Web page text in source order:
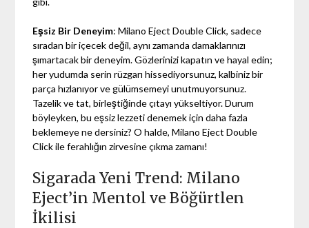
Eşsiz Bir Deneyim: Milano Eject Double Click, sadece
sıradan bir içecek değil, aynı zamanda damaklarınızı
şımartacak bir deneyim. Gözlerinizi kapatın ve hayal edin;
her yudumda serin rüzgarı hissediyorsunuz, kalbiniz bir
parça hızlanıyor ve gülümsemeyi unutmuyorsunuz.
Tazelik ve tat, birleştiğinde çıtayı yükseltiyor. Durum
böyleyken, bu eşsiz lezzeti denemek için daha fazla
beklemeye ne dersiniz? O halde, Milano Eject Double
Click ile ferahlığın zirvesine çıkma zamanı!
Sigarada Yeni Trend: Milano
Eject’in Mentol ve Böğürtlen
İkilisi